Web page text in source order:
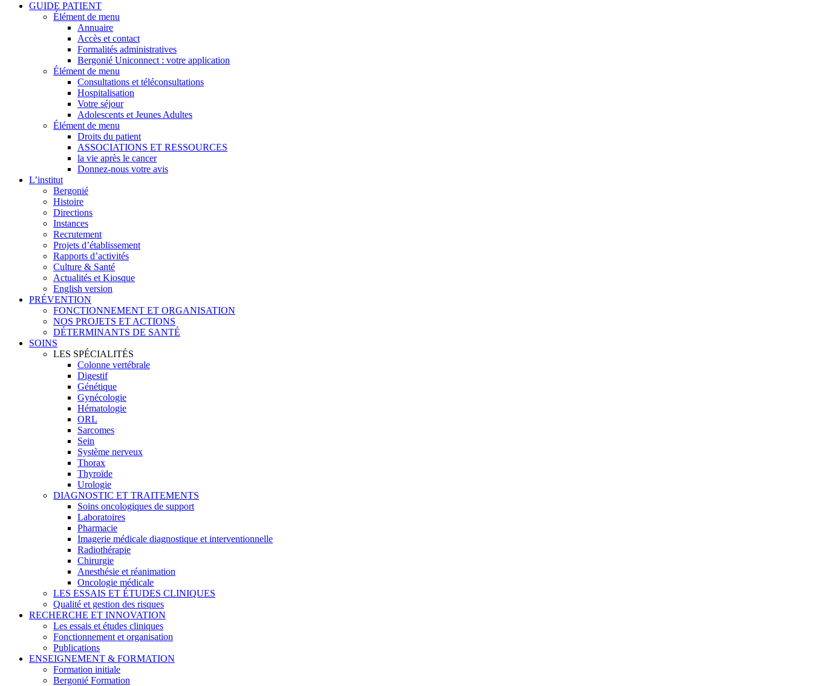
GUIDE PATIENT
Élément de menu
Annuaire
Accès et contact
Formalités administratives
Bergonié Uniconnect : votre application
Élément de menu
Consultations et téléconsultations
Hospitalisation
Votre séjour
Adolescents et Jeunes Adultes
Élément de menu
Droits du patient
ASSOCIATIONS ET RESSOURCES
la vie après le cancer
Donnez-nous votre avis
L’institut
Bergonié
Histoire
Directions
Instances
Recrutement
Projets d’établissement
Rapports d’activités
Culture & Santé
Actualités et Kiosque
English version
PRÉVENTION
FONCTIONNEMENT ET ORGANISATION
NOS PROJETS ET ACTIONS
DÉTERMINANTS DE SANTÉ
SOINS
LES SPÉCIALITÉS
Colonne vertébrale
Digestif
Génétique
Gynécologie
Hématologie
ORL
Sarcomes
Sein
Système nerveux
Thorax
Thyroïde
Urologie
DIAGNOSTIC ET TRAITEMENTS
Soins oncologiques de support
Laboratoires
Pharmacie
Imagerie médicale diagnostique et interventionnelle
Radiothérapie
Chirurgie
Anesthésie et réanimation
Oncologie médicale
LES ESSAIS ET ÉTUDES CLINIQUES
Qualité et gestion des risques
RECHERCHE ET INNOVATION
Les essais et études cliniques
Fonctionnement et organisation
Publications
ENSEIGNEMENT & FORMATION
Formation initiale
Bergonié Formation